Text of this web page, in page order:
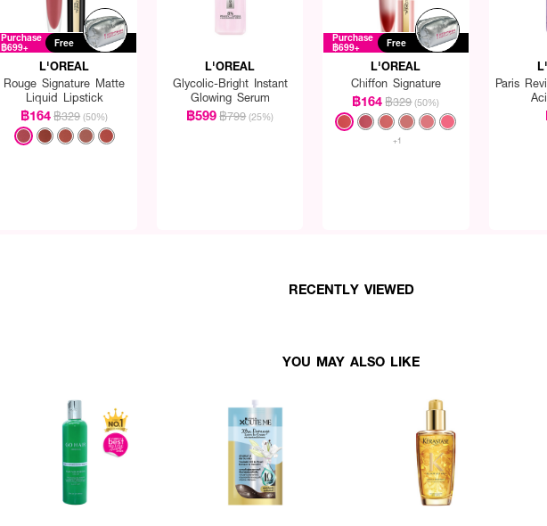
Purchase
฿699+ Free
L'OREAL
Rouge Signature Matte
Liquid Lipstick
฿164฿329 (50%)
L'OREAL
Glycolic-Bright Instant
Glowing Serum
฿599฿799 (25%)
Purchase
฿699+ Free
L'OREAL
Chiffon Signature
฿164฿329 (50%)
+1
Paris
RECENTLY VIEWED
YOU MAY ALSO LIKE